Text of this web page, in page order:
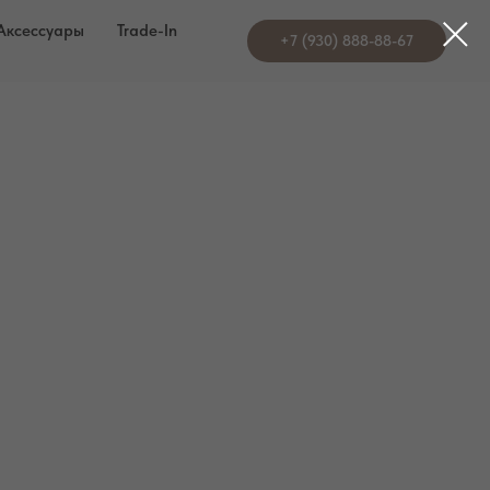
Trade-In
+7 (930) 888-88-67